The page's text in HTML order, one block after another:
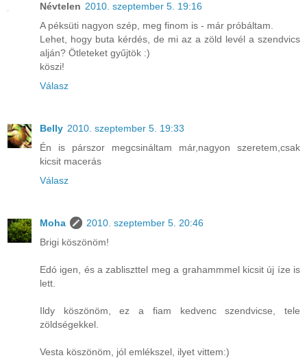
Névtelen 2010. szeptember 5. 19:16
A péksüti nagyon szép, meg finom is - már próbáltam.
Lehet, hogy buta kérdés, de mi az a zöld levél a szendvics
alján? Ötleteket gyűjtök :)
köszi!
Válasz
Belly 2010. szeptember 5. 19:33
Én is párszor megcsináltam már,nagyon szeretem,csak
kicsit macerás
Válasz
Moha
2010. szeptember 5. 20:46
Brigi köszönöm!
Edó igen, és a zabliszttel meg a grahammmel kicsit új íze is
lett.
Ildy köszönöm, ez a fiam kedvenc szendvicse, tele
zöldségekkel.
Vesta köszönöm, jól emlékszel, ilyet vittem:)